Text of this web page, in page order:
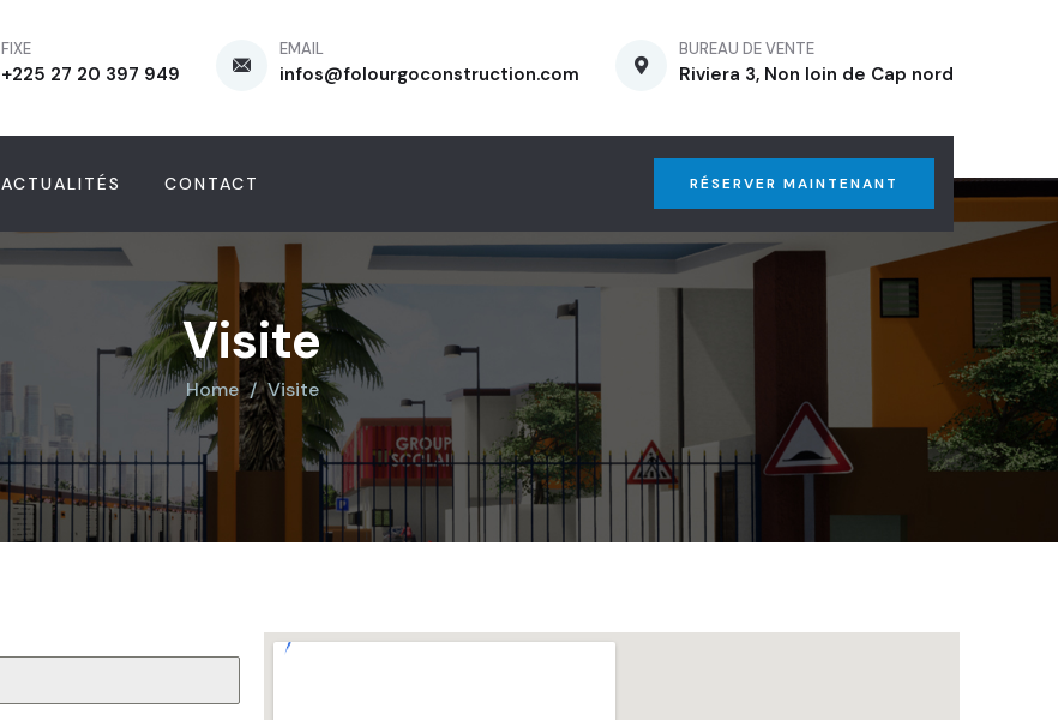
FIXE
+225 27 20 397 949
EMAIL
infos@folourgoconstruction.com
BUREAU DE VENTE
Riviera 3, Non loin de Cap nord
ACTUALITÉS CONTACT RÉSERVER MAINTENANT
Visite
Home Visite